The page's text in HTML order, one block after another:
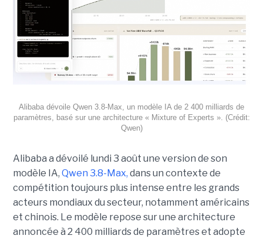
Alibaba dévoile Qwen 3.8-Max, un modèle IA de 2 400 milliards de
paramètres, basé sur une architecture « Mixture of Experts ». (Crédit:
Qwen)
Alibaba a dévoilé lundi 3 août une version de son
modèle IA, Qwen 3.8-Max, dans un contexte de
compétition toujours plus intense entre les grands
acteurs mondiaux du secteur, notamment américains
et chinois. Le modèle repose sur une architecture
annoncée à 2 400 milliards de paramètres et adopte